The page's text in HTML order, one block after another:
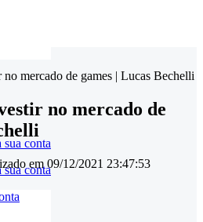
sua conta
sua conta
mercado de games | Lucas Bechelli
no mercado de
em09/12/2021 23:47:53